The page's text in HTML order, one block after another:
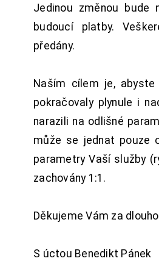
Jedinou změnou
budoucí platby.
předány.
Naším cílem je,
pokračovaly plynule i
narazili na odlišné
může se jednat pouze
parametry Vaší služby
zachovány 1:1.
Děkujeme Vám za
S úctou Benedikt Pánek